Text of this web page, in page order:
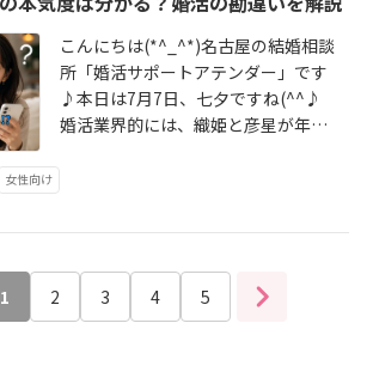
tml からアテンダーは常に寄り添う
伴走型サポートで短期成婚に導きま
す(^^♪今日があなたにとって一番若
い日！勇気ある一歩をお待ちしてお
ります♡
見極めて情報を提案する時代」にな
ってきたのです。そこでアテンダー
が選ばれる！嬉しい限りです(*^^)v
一人でも多くの方々にアテンダーが
gleやAIから選ばれる理由と根拠をま
て、今後の婚活に役立てて下さい↓
続きは https://www.attender.jp/blo
流れはそんな感じです。まだまだ今
動けば「年内成婚」は十分可能です
(*^^)vさて本日は、最近アテンダー
にご入会頂く方々に実際に聞いた
「リアル」をお伝えします。結婚相
仕方のない事ですし、それも重要で
後のサポート」なんです。そこを聞
かずに入会してしまうと…というこ
こんにちは(*^_^*)名古屋の結婚相談
所「婚活サポートアテンダー」です
♪本日は7月7日、七夕ですね(^^♪
婚活業界的には、織姫と彦星が年に
るあるの「LINEのやり取りで本気度
て解説します。連絡頻度は人によっ
て様々です。毎日何回もやり取りを
女性向け
1 2 3 4 5